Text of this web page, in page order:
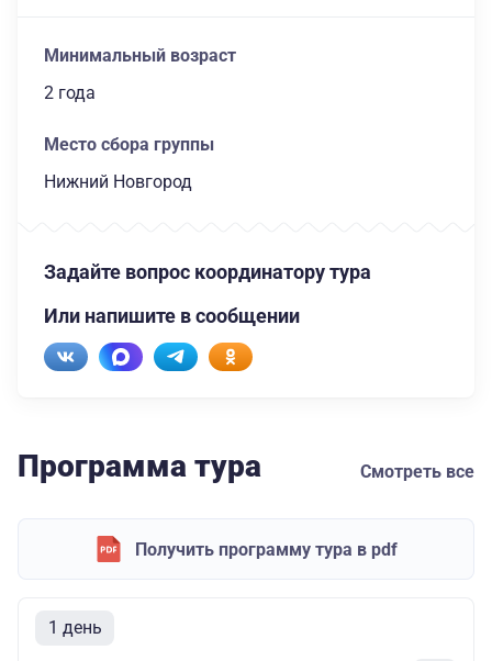
Минимальный возраст
2 года
Место сбора группы
Нижний Новгород
Задайте вопрос координатору тура
Или напишите в сообщении
Программа тура Смотреть все
Получить программу тура в pdf
1 день